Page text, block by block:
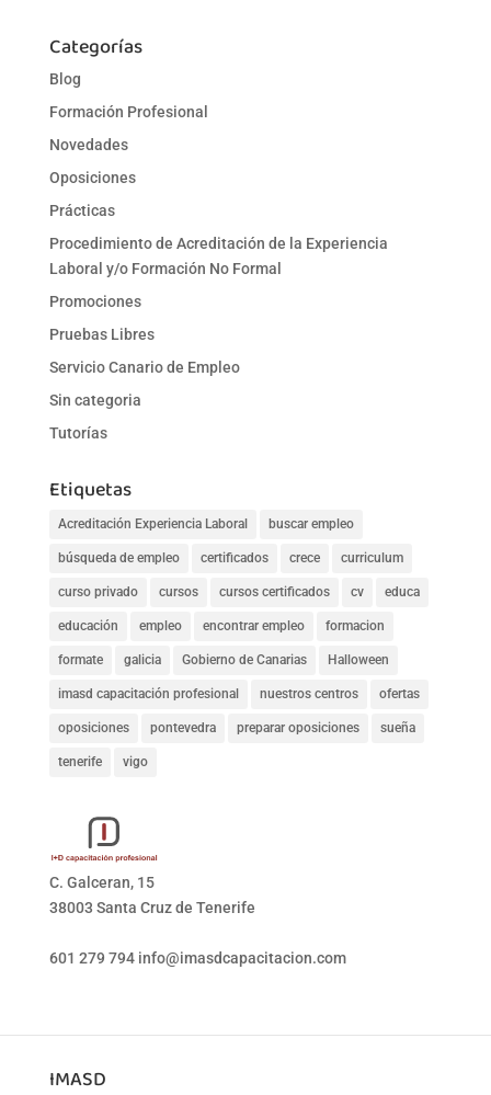
Categorías
Blog
Formación Profesional
Novedades
Oposiciones
Prácticas
Procedimiento de Acreditación de la Experiencia
Laboral y/o Formación No Formal
Promociones
Pruebas Libres
Servicio Canario de Empleo
Sin categoria
Tutorías
Etiquetas
Acreditación Experiencia Laboral buscar empleo
búsqueda de empleo certificados crece curriculum
curso privado cursos cursos certificados cv educa
educación empleo encontrar empleo formacion
formate galicia Gobierno de Canarias Halloween
imasd capacitación profesional nuestros centros ofertas
oposiciones pontevedra preparar oposiciones sueña
tenerife vigo
C. Galceran, 15
38003 Santa Cruz de Tenerife
601 279 794 info@imasdcapacitacion.com
IMASD